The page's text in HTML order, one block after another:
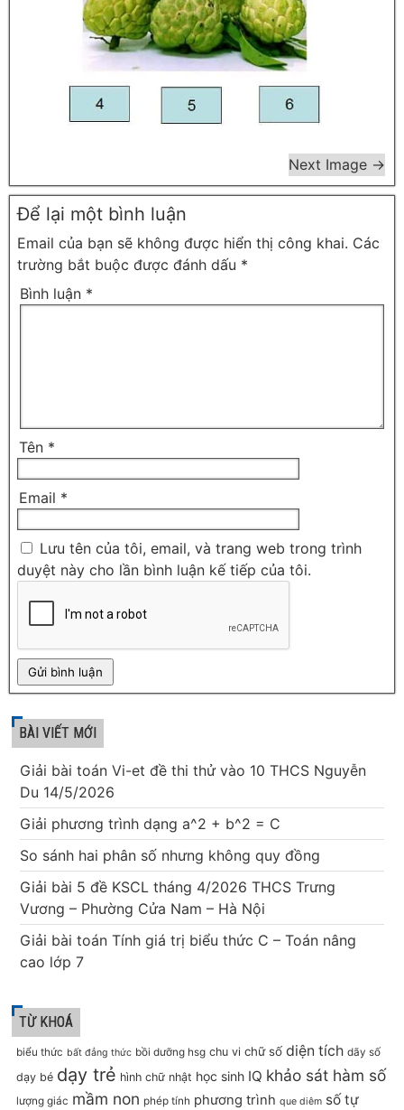
Next Image →
Để lại một bình luận
Email của bạn sẽ không được hiển thị công khai. Các
trường bắt buộc được đánh dấu *
Bình luận *
Tên *
Email *
Lưu tên của tôi, email, và trang web trong trình
duyệt này cho lần bình luận kế tiếp của tôi.
BÀI VIẾT MỚI
Giải bài toán Vi-et đề thi thử vào 10 THCS Nguyễn
Du 14/5/2026
Giải phương trình dạng a^2 + b^2 = C
So sánh hai phân số nhưng không quy đồng
Giải bài 5 đề KSCL tháng 4/2026 THCS Trưng
Vương – Phường Cửa Nam – Hà Nội
Giải bài toán Tính giá trị biểu thức C – Toán nâng
cao lớp 7
TỪ KHOÁ
biểu thức bất đẳng thức bồi dưỡng hsg chu vi chữ số diện tích dãy số
dạy bé dạy trẻ hình chữ nhật học sinh IQ khảo sát hàm số
lượng giác mầm non phép tính phương trình que diêm số tự